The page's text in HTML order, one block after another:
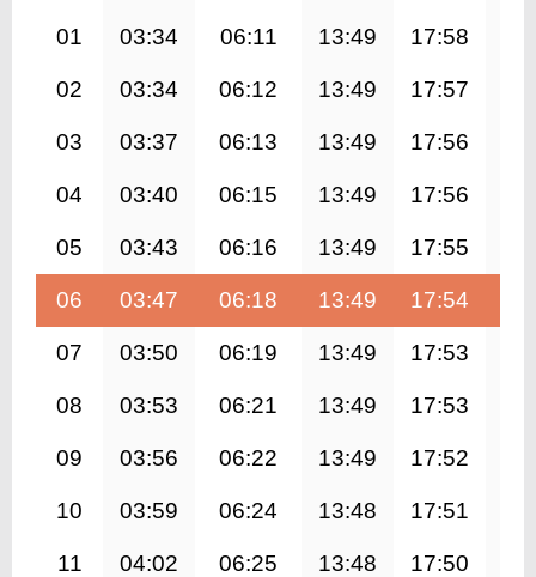
01 03:34 06:11 13:49 17:58
02 03:34 06:12 13:49 17:57
03 03:37 06:13 13:49 17:56
04 03:40 06:15 13:49 17:56
05 03:43 06:16 13:49 17:55
06 03:47 06:18 13:49 17:54
07 03:50 06:19 13:49 17:53
08 03:53 06:21 13:49 17:53
09 03:56 06:22 13:49 17:52
10 03:59 06:24 13:48 17:51
11 04:02 06:25 13:48 17:50